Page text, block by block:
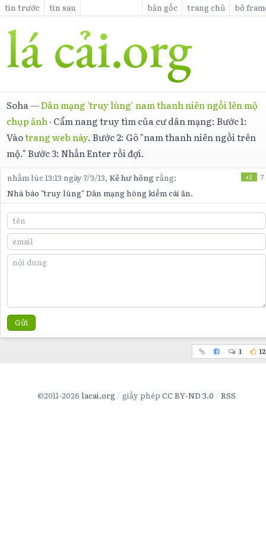
tin trước tin sau bản gốc trang chủ bỏ
Soha —Dân mạng 'truy lùng' nam thanh niên ngồi lên mộ
chụp ảnh · Cẩm nang truy tìm của cư dân mạng: Bước 1:
Vàotrang web này. Bước 2: Gõ "nam thanh niên ngồi trên
mộ." Bước 3: Nhấn Enter rồi đợi.
nhằm lúc 13:13 ngày 7/3/13, Kẻ hư hỏngrằng: +1 7
Nhà báo "truy lùng" Dân mạng hòng kiếm cái ăn.
Gửi
1
©2011-2026 lacai.org giấy phép CC BY-ND 3.0 RSS